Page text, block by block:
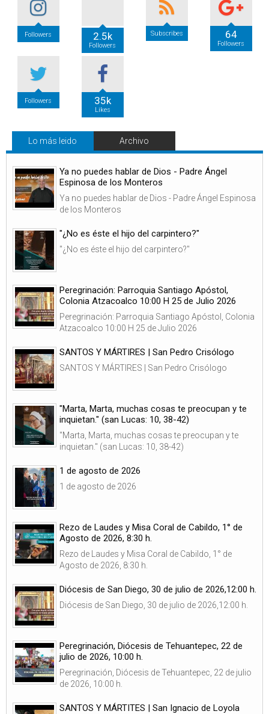
Followers 2.5k
Followers
Subscribes 64
Followers
Followers 35k
Likes
Lo más leido Archivo
Ya no puedes hablar de Dios - Padre Ángel
Espinosa de los Monteros
Ya no puedes hablar de Dios - Padre Ángel Espinosa
de los Monteros
"¿No es éste el hijo del carpintero?"
"¿No es éste el hijo del carpintero?"
Peregrinación: Parroquia Santiago Apóstol,
Colonia Atzacoalco 10:00 H 25 de Julio 2026
Peregrinación: Parroquia Santiago Apóstol, Colonia
Atzacoalco 10:00 H 25 de Julio 2026
SANTOS Y MÁRTIRES | San Pedro Crisólogo
SANTOS Y MÁRTIRES | San Pedro Crisólogo
"Marta, Marta, muchas cosas te preocupan y te
inquietan." (san Lucas: 10, 38-42)
"Marta, Marta, muchas cosas te preocupan y te
inquietan." (san Lucas: 10, 38-42)
1 de agosto de 2026
1 de agosto de 2026
Rezo de Laudes y Misa Coral de Cabildo, 1° de
Agosto de 2026, 8:30 h.
Rezo de Laudes y Misa Coral de Cabildo, 1° de
Agosto de 2026, 8:30 h.
Diócesis de San Diego, 30 de julio de 2026,12:00 h.
Diócesis de San Diego, 30 de julio de 2026,12:00 h.
Peregrinación, Diócesis de Tehuantepec, 22 de
julio de 2026, 10:00 h.
Peregrinación, Diócesis de Tehuantepec, 22 de julio
de 2026, 10:00 h.
SANTOS Y MÁRTITES | San Ignacio de Loyola